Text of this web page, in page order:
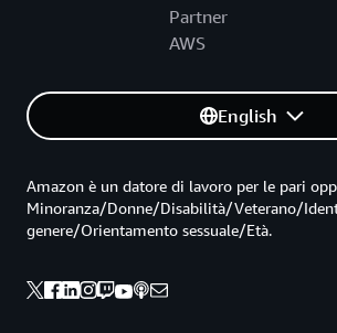
Partner
AWS
English
Amazon è un datore di lavoro per le pari
Minoranza/Donne/Disabilità/Veterano/
genere/Orientamento sessuale/Età.